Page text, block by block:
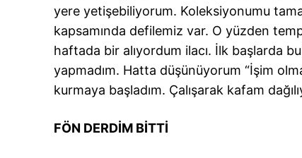
yere yetişebiliyorum. Koleksiyonumu
kapsamında defilemiz var. O yüzden
haftada bir alıyordum ilacı. İlk başlarda
yapmadım. Hatta düşünüyorum “İşim
kurmaya başladım. Çalışarak kafam
FÖN DERDİM BİTTİ